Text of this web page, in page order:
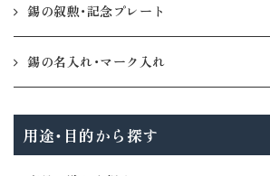
錫の叙勲・記念プレート
錫の名入れ・マーク入れ
用途・目的から探す